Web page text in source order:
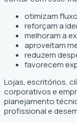
otimizam
reforçam a
melhoram a
aproveitam
reduzem
favorecem
Lojas, escritórios,
corporativos e
planejamento
profissional e